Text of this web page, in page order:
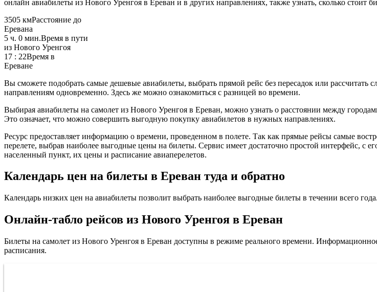
онлайн авиабилеты из Нового Уренгоя в Ереван и в других направлениях, также узнать, сколько стоит
3505 кмРасстояние до
Еревана
5 ч. 0 мин.Время в пути
из Нового Уренгоя
17 : 22Время в
Ереване
Вы сможете подобрать самые дешевые авиабилеты, выбрать прямой рейс без пересадок или рассчитать
направлениям одновременно. Здесь же можно ознакомиться с разницей во времени.
Выбирая авиабилеты на самолет из Нового Уренгоя в Ереван, можно узнать о расстоянии между
Это означает, что можно совершить выгодную покупку авиабилетов в нужных направлениях.
Ресурс предоставляет информацию о времени, проведенном в полете. Так как прямые рейсы самые
перелете, выбрав наиболее выгодные цены на билеты. Сервис имеет достаточно простой интерфейс,
населенный пункт, их цены и расписание авиаперелетов.
Календарь цен на билеты в Ереван туда и обратно
Календарь низких цен на авиабилеты позволит выбрать наиболее выгодные билеты в течении всего года.
Онлайн-табло рейсов из Нового Уренгоя в Ереван
Билеты на самолет из Нового Уренгоя в Ереван доступны в режиме реального времени.
расписания.